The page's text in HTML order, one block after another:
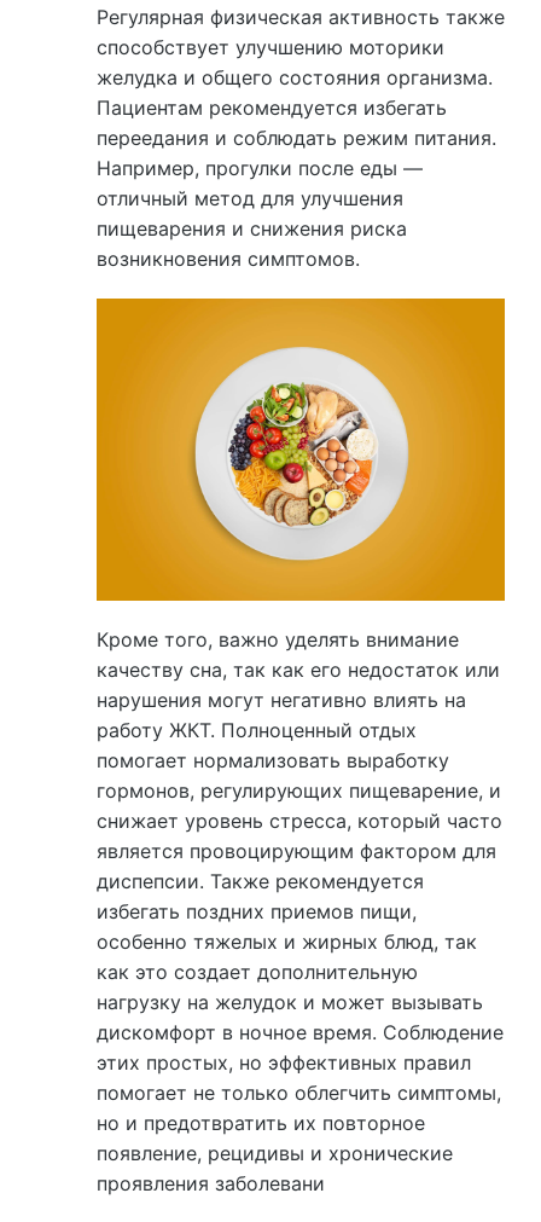
Регулярная физическая активность также
способствует улучшению моторики
желудка и общего состояния организма.
Пациентам рекомендуется избегать
переедания и соблюдать режим питания.
Например, прогулки после еды —
отличный метод для улучшения
пищеварения и снижения риска
возникновения симптомов.
Кроме того, важно уделять внимание
качеству сна, так как его недостаток или
нарушения могут негативно влиять на
работу ЖКТ. Полноценный отдых
помогает нормализовать выработку
гормонов, регулирующих пищеварение, и
снижает уровень стресса, который часто
является провоцирующим фактором для
диспепсии. Также рекомендуется
избегать поздних приемов пищи,
особенно тяжелых и жирных блюд, так
как это создает дополнительную
нагрузку на желудок и может вызывать
дискомфорт в ночное время. Соблюдение
этих простых, но эффективных правил
помогает не только облегчить симптомы,
но и предотвратить их повторное
появление, рецидивы и хронические
проявления заболевани